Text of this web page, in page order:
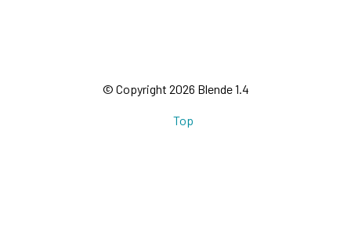
© Copyright 2026 Blende 1.4
Top